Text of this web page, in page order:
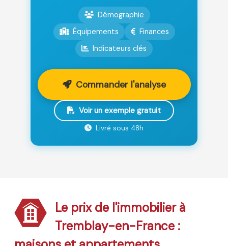
Démographie
Équipements
Finances
Indicateurs clés
Commander l'analyse
Voir un exemple gratuit
Livré sous 48h
Le prix de l'immobilier à
Tremblay-en-France :